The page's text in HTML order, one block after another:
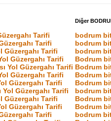
Tarifi
Tarifi
Güzergahı Tarifi
Güzergahı Tarifi
Yol Güzergahı Tarifi
Güzergahı Tarifi
Güzergahı Tarifi
Güzergahı Tarifi
Güzergahı Tarifi
Güzergahı Tarifi
Tarifi
Diğer
bodrum
bodrum
bodrum
Bodrum
Bodrum
Bodrum
Bodrum
bodrum
Bodrum
Bodrum
bodrum